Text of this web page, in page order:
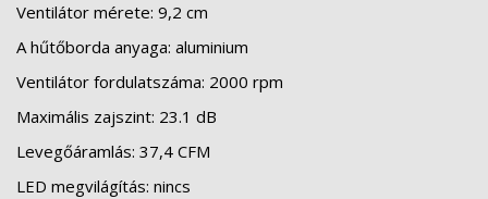
Ventilátor mérete: 9,2 cm
A hűtőborda anyaga: aluminium
Ventilátor fordulatszáma: 2000 rpm
Maximális zajszint: 23.1 dB
Levegőáramlás: 37,4 CFM
LED megvilágítás: nincs